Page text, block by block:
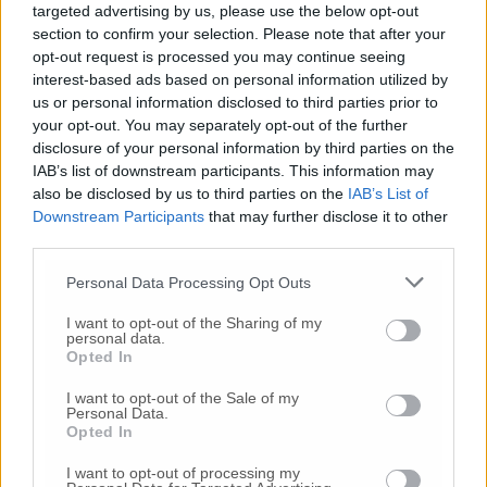
targeted advertising by us, please use the below opt-out
section to confirm your selection. Please note that after your
opt-out request is processed you may continue seeing
interest-based ads based on personal information utilized by
us or personal information disclosed to third parties prior to
your opt-out. You may separately opt-out of the further
disclosure of your personal information by third parties on the
IAB’s list of downstream participants. This information may
also be disclosed by us to third parties on the IAB’s List of
Downstream Participants that may further disclose it to other
Personal Data Processing Opt Outs
I want to opt-out of the Sharing of my
personal data.
Opted In
I want to opt-out of the Sale of my
Personal Data.
Opted In
I want to opt-out of processing my
Conte: «Entro stasera i provvedimenti,
nelle zone dove non ci sono focolai non ha
senso chiudere le scuole»
Ceriscioli: «Caso sospetto a Rimini,
chiesto al Governo di fare presto Fake
news sulle scuole chiuse»
Azienda si mette in quarantena: titolare e
dipendenti erano stati al lavoro in
Lombardia
analizzati oggi a Torrette»
scaffali semi-vuoti Amuchina esaurita
ovunque
«Coronavirus un altro terremoto, evitare